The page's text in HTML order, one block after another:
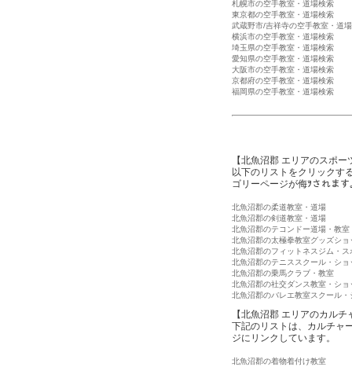
札幌市の空手教室・道場検索
東京都の空手教室・道場検索
武蔵野市/吉祥寺の空手教室・道
横浜市の空手教室・道場検索
埼玉県の空手教室・道場検索
愛知県の空手教室・道場検索
大阪市の空手教室・道場検索
京都府の空手教室・道場検索
福岡県の空手教室・道場検索
【北魚沼郡 エリアのスポ
以下のリストをクリックす
ゴリーページが侮ｦされます
北魚沼郡の柔道教室・道場
北魚沼郡の剣道教室・道場
北魚沼郡のテコンドー道場・教室
北魚沼郡の太極拳教室グッズショ
北魚沼郡のフィットネスジム・ス
北魚沼郡のテニススクール・ショ
北魚沼郡の乗馬クラブ・教室
北魚沼郡の社交ダンス教室・ショ
北魚沼郡のバレエ教室スクール・
【北魚沼郡 エリアのカル
下記のリストは、カルチャ
ジにリンクしています。
北魚沼郡の着物着付け教室